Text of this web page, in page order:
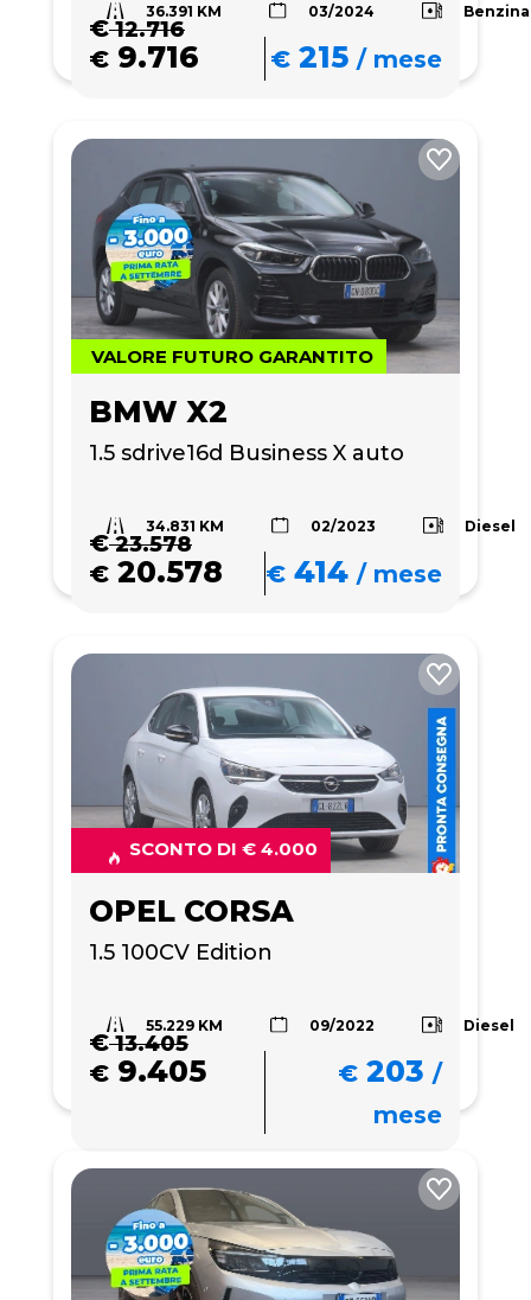
36.391 KM 03/2024 Benzina
€12.716
€ 9.716 € 215 /mese
VALORE FUTURO GARANTITO
BMW X2
1.5 sdrive16d Business X auto
34.831 KM 02/2023 Diesel
€23.578
€ 20.578 € 414 /mese
SCONTO DI € 4.000
OPEL CORSA
1.5 100CV Edition
55.229 KM 09/2022 Diesel
€13.405
€ 9.405 € 203 /
mese